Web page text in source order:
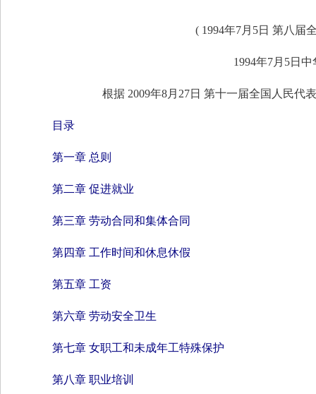
( 1994年7月5日 第八届
1994年7月5日
根据 2009年8月27日 第十一届全国人民代
目录
第一章 总则
第二章 促进就业
第三章 劳动合同和集体合同
第四章 工作时间和休息休假
第五章 工资
第六章 劳动安全卫生
第七章 女职工和未成年工特殊保护
第八章 职业培训